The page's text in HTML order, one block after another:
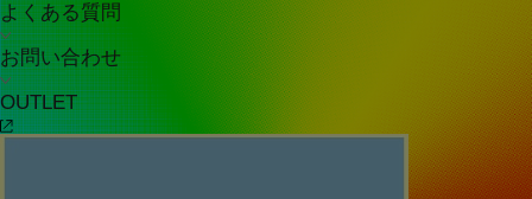
よくある質問
お問い合わせ
OUTLET